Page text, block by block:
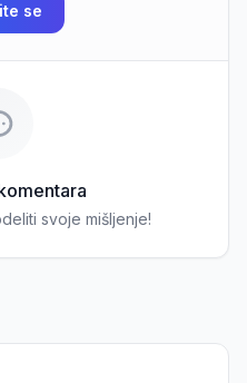
se
svoje mišljenje!